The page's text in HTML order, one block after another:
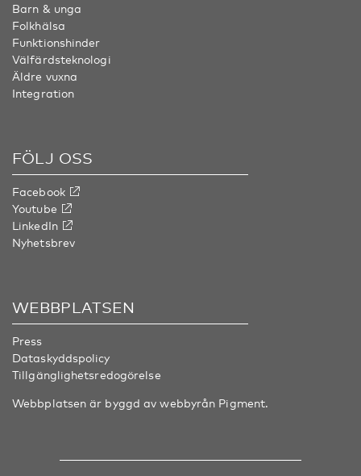
Barn & unga
Folkhälsa
Funktionshinder
Välfärdsteknologi
Äldre vuxna
Integration
FÖLJ OSS
Facebook
Youtube
LinkedIn
Nyhetsbrev
WEBBPLATSEN
Press
Dataskyddspolicy
Tillgänglighetsredogörelse
Webbplatsen är byggd av webbyrån Pigment.